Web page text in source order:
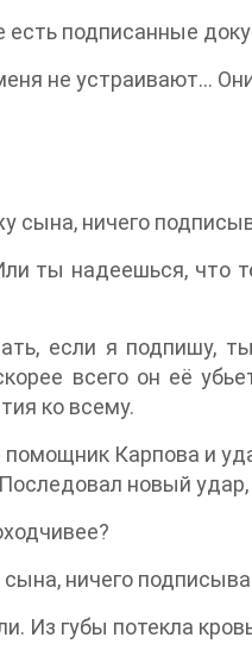
есть подписанные
не устраивают…
сына, ничего
ты надеешься, что
если я подпишу,
всего он её
ко всему.
Карпова и
новый удар,
ничего
Из губы потекла